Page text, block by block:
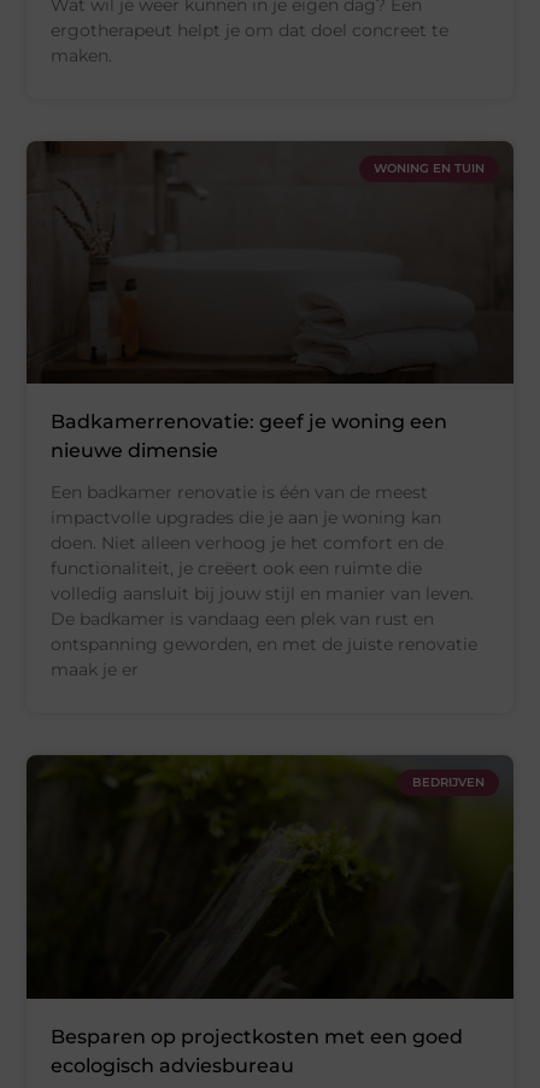
Wat wil je weer kunnen in je eigen dag? Een
ergotherapeut helpt je om dat doel concreet te
maken.
WONING EN TUIN
Badkamerrenovatie: geef je woning een
nieuwe dimensie
Een badkamer renovatie is één van de meest
impactvolle upgrades die je aan je woning kan
doen. Niet alleen verhoog je het comfort en de
functionaliteit, je creëert ook een ruimte die
volledig aansluit bij jouw stijl en manier van leven.
De badkamer is vandaag een plek van rust en
ontspanning geworden, en met de juiste renovatie
maak je er
BEDRIJVEN
Besparen op projectkosten met een goed
ecologisch adviesbureau